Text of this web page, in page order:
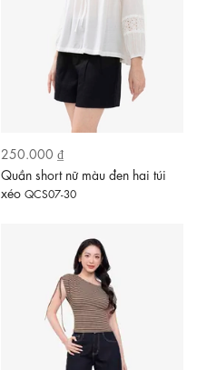
250.000 ₫
Quần short nữ màu đen hai túi
xéo QCS07-30